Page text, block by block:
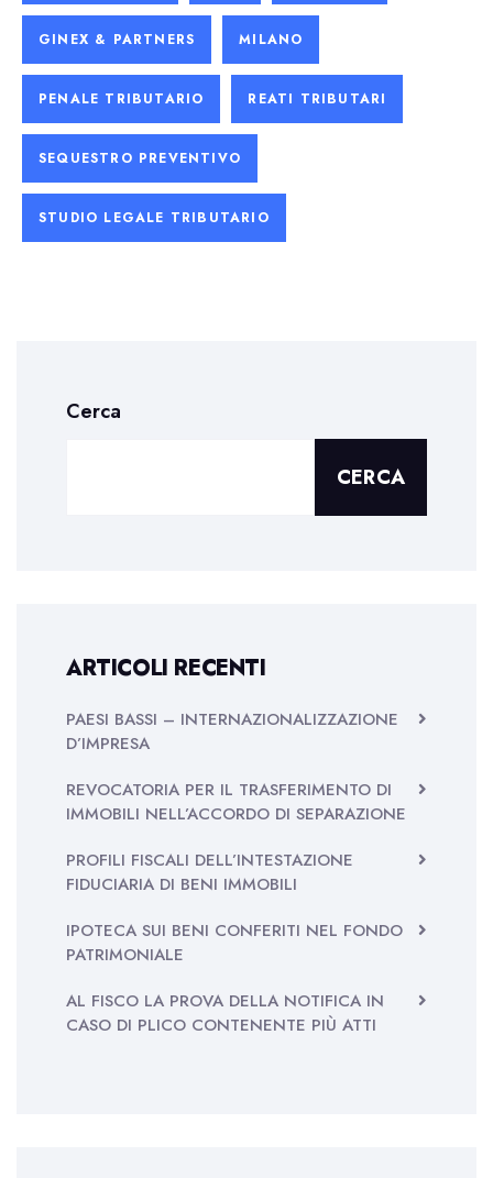
GINEX & PARTNERS MILANO
PENALE TRIBUTARIO REATI TRIBUTARI
SEQUESTRO PREVENTIVO
STUDIO LEGALE TRIBUTARIO
Cerca
CERCA
ARTICOLI RECENTI
PAESI BASSI – INTERNAZIONALIZZAZIONE
D’IMPRESA
REVOCATORIA PER IL TRASFERIMENTO DI
IMMOBILI NELL’ACCORDO DI SEPARAZIONE
PROFILI FISCALI DELL’INTESTAZIONE
FIDUCIARIA DI BENI IMMOBILI
IPOTECA SUI BENI CONFERITI NEL FONDO
PATRIMONIALE
AL FISCO LA PROVA DELLA NOTIFICA IN
CASO DI PLICO CONTENENTE PIÙ ATTI